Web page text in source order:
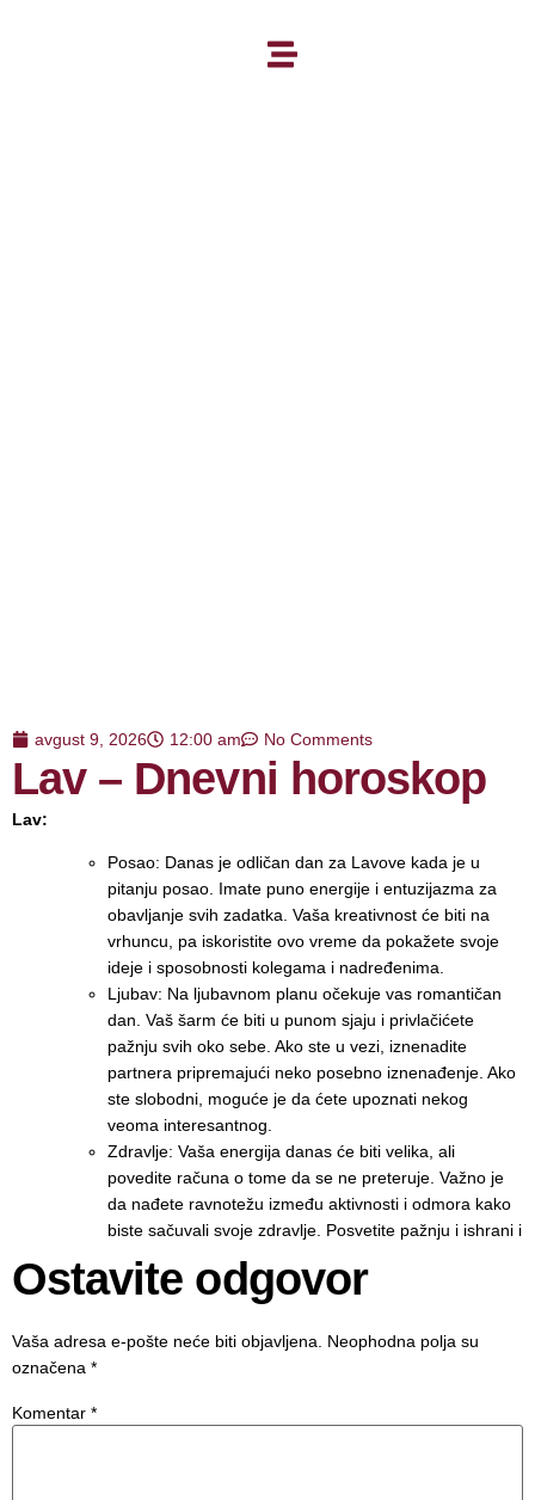
avgust 9, 2026 12:00 am No Comments
Lav – Dnevni horoskop
Lav:
Posao: Danas je odličan dan za Lavove kada je u
pitanju posao. Imate puno energije i entuzijazma za
obavljanje svih zadatka. Vaša kreativnost će biti na
vrhuncu, pa iskoristite ovo vreme da pokažete svoje
ideje i sposobnosti kolegama i nadređenima.
Ljubav: Na ljubavnom planu očekuje vas romantičan
dan. Vaš šarm će biti u punom sjaju i privlačićete
pažnju svih oko sebe. Ako ste u vezi, iznenadite
partnera pripremajući neko posebno iznenađenje. Ako
ste slobodni, moguće je da ćete upoznati nekog
veoma interesantnog.
Zdravlje: Vaša energija danas će biti velika, ali
povedite računa o tome da se ne preteruje. Važno je
da nađete ravnotežu između aktivnosti i odmora kako
biste sačuvali svoje zdravlje. Posvetite pažnju i ishrani i
Ostavite odgovor
Vaša adresa e-pošte neće biti objavljena. Neophodna polja su
označena *
Komentar *